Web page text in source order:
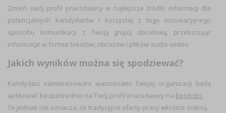
Zmień swój profil pracodawcy w najlepsze źródło informacji dla
potencjalnych kandydatów i korzystaj z tego innowacyjnego
sposobu komunikacji z Twoją grupą docelową, przekazując
informacje w formie tekstów, obrazów i plików audio-wideo.
Jakich wyników można się spodziewać?
Kandydaci zainteresowani wartościami Twojej organizacji będą
aplikować bezpośrednio na Twój profil pracodawcy na BestJobs.
To jednak nie oznacza, że tradycyjne oferty pracy wkrótce znikną.